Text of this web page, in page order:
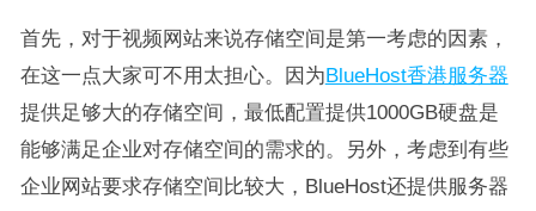
首先，对于视频网站来说存储空间是第一考虑的因素，
在这一点大家可不用太担心。因为BlueHost香港服务器
提供足够大的存储空间，最低配置提供1000GB硬盘是
能够满足企业对存储空间的需求的。另外，考虑到有些
企业网站要求存储空间比较大，BlueHost还提供服务器